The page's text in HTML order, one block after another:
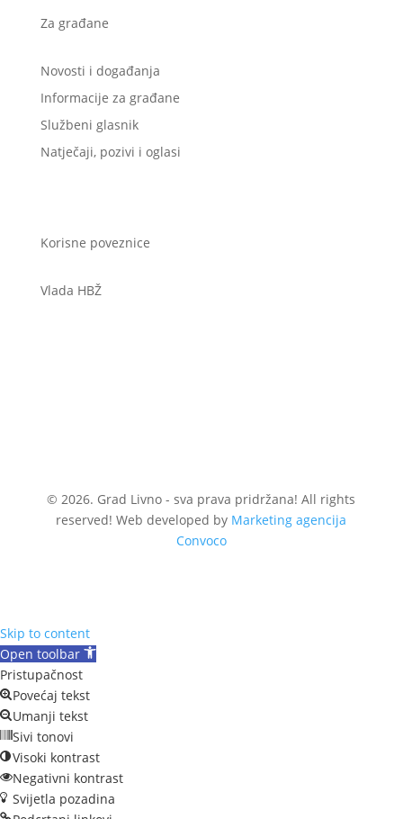
Za građane
Novosti i događanja
Informacije za građane
Službeni glasnik
Natječaji, pozivi i oglasi
Korisne poveznice
Vlada HBŽ
© 2026. Grad Livno - sva prava pridržana! All rights
reserved! Web developed by Marketing agencija
Convoco
Skip to content
Open toolbar
Pristupačnost
Povećaj tekst
Umanji tekst
Sivi tonovi
Visoki kontrast
Negativni kontrast
Svijetla pozadina